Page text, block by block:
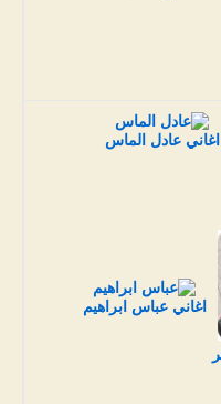
اغاني عادل الماس
اغاني عباس ابراهيم